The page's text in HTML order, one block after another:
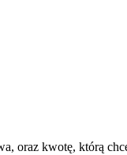
oraz kwotę, którą